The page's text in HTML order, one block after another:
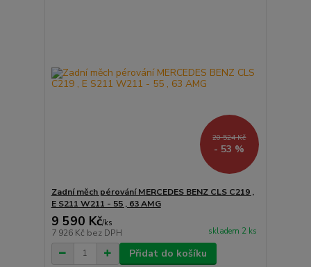
20 524 Kč
- 53 %
Zadní měch pérování MERCEDES BENZ CLS C219 ,
E S211 W211 - 55 , 63 AMG
9 590 Kč/ks
7 926 Kč bez DPH skladem 2 ks
Přidat do košíku